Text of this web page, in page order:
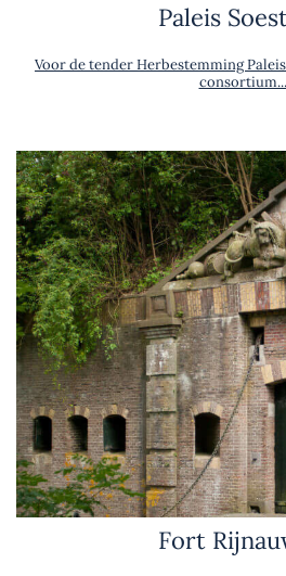
Paleis
Voor de tender Herbestemming
consortium...
Fort